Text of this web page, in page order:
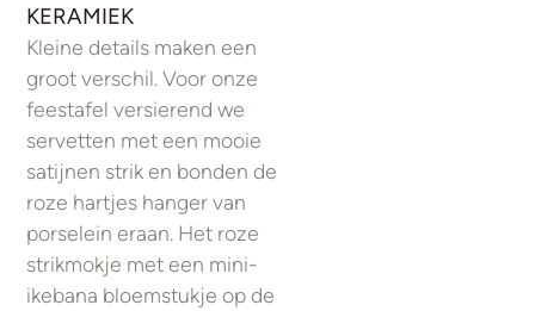
KERAMIEK
Kleine details maken een
groot verschil. Voor onze
feestafel versierend we
servetten met een mooie
satijnen strik en bonden de
roze hartjes hanger van
porselein eraan. Het roze
strikmokje met een mini-
ikebana bloemstukje op de